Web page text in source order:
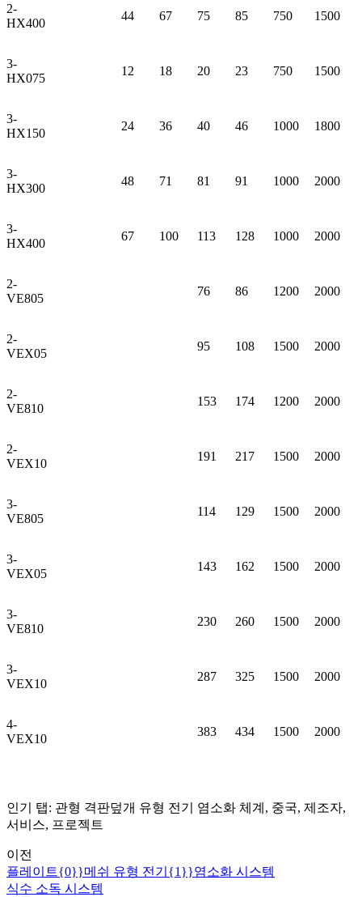
2-
HX400
44 67 75 85 750 1500
3-
HX075
12 18 20 23 750 1500
3-
HX150
24 36 40 46 1000 1800
3-
HX300
48 71 81 91 1000 2000
3-
HX400
67 100 113 128 1000 2000
2-
VE805
76 86 1200 2000
2-
VEX05
95 108 1500 2000
2-
VE810
153 174 1200 2000
2-
VEX10
191 217 1500 2000
3-
VE805
114 129 1500 2000
3-
VEX05
143 162 1500 2000
3-
VE810
230 260 1500 2000
3-
VEX10
287 325 1500 2000
4-
VEX10
383 434 1500 2000
인기 탭: 관형 격판덮개 유형 전기 염소화 체계, 중국, 제조자,
서비스, 프로젝트
이전
플레이트{0}}메쉬 유형 전기{1}}염소화 시스템
식수 소독 시스템